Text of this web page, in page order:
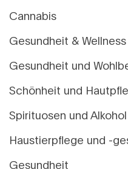
Cannabis
Gesundheit & Wellness
Gesundheit und
Schönheit und
Spirituosen und Alkohol
Haustierpflege und -
Gesundheit